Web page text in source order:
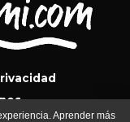
Aprender más